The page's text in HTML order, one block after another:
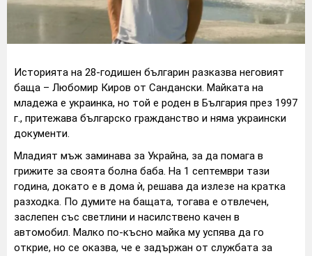
Историята на 28-годишен българин разказва неговият
баща – Любомир Киров от Сандански. Майката на
младежа е украинка, но той е роден в България през 1997
г., притежава българско гражданство и няма украински
документи.
Младият мъж заминава за Украйна, за да помага в
грижите за своята болна баба. На 1 септември тази
година, докато е в дома ѝ, решава да излезе на кратка
разходка. По думите на бащата, тогава е отвлечен,
заслепен със светлини и насилствено качен в
автомобил. Малко по-късно майка му успява да го
открие, но се оказва, че е задържан от службата за